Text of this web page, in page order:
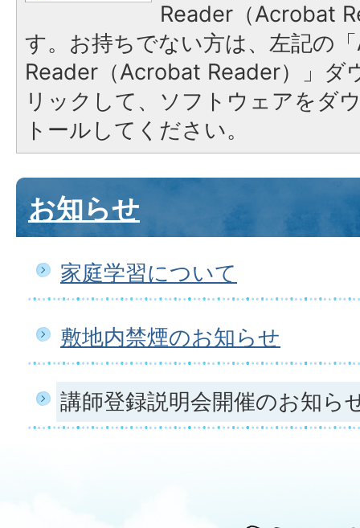
Reader（Acrobat
す。お持ちでない方は、左記の
Reader（Acrobat Reader）」ダ
リックして、ソフトウェアをダ
トールしてください。
お知らせ
家庭学習について
敷地内禁煙のお知らせ
講師登録説明会開催のお知ら